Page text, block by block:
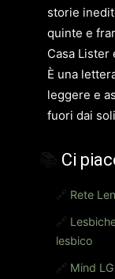
storie
quinte e
Casa Lister
È una
leggere e
fuori dai
Ci
🔗 Rete
🔗
lesbico
🔗 Mind